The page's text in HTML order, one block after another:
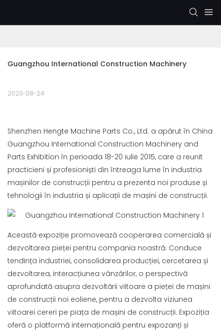
Guangzhou International Construction Machinery
2023-08-24
Shenzhen Hengte Machine Parts Co., Ltd. a apărut în China
Guangzhou International Construction Machinery and
Parts Exhibition în perioada 18-20 iulie 2015, care a reunit
practicieni și profesioniști din întreaga lume în industria
mașinilor de construcții pentru a prezenta noi produse și
tehnologii în industria și aplicații de mașini de construcții.
Această expoziție promovează cooperarea comercială și
dezvoltarea pieței pentru compania noastră. Conduce
tendința industriei, consolidarea producției, cercetarea și
dezvoltarea, interacțiunea vânzărilor, o perspectivă
aprofundată asupra dezvoltării viitoare a pieței de mașini
de construcții noi eoliene, pentru a dezvolta viziunea
viitoarei cereri pe piața de mașini de construcții. Expoziția
oferă o platformă internațională pentru expozanți și